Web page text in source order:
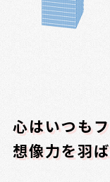
心はいつも
想像力を羽